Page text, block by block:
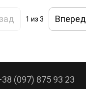
1 из 3 Вперед
(097) 875 93 23